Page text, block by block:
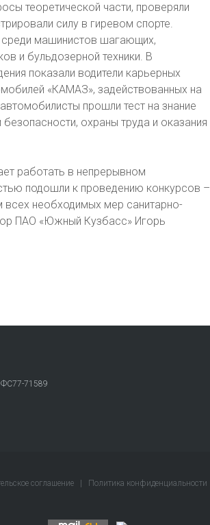
теоретической части, проверяли
силу в гиревом спорте.
среди машинистов шагающих,
и бульдозерной техники. В
показали водители карьерных
«КАМАЗ», задействованных на
прошли тест на знание
охраны труда и оказания
работать в непрерывном
подошли к проведению конкурсов –
необходимых мер санитарно-
ПАО «Южный Кузбасс» Игорь
ФС77-71589
соглашение Политика конфиденциальности